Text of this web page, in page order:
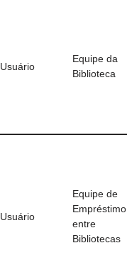
Usuário
Equipe da
Biblioteca
Usuário
Equipe de
Empréstimo
entre
Bibliotecas